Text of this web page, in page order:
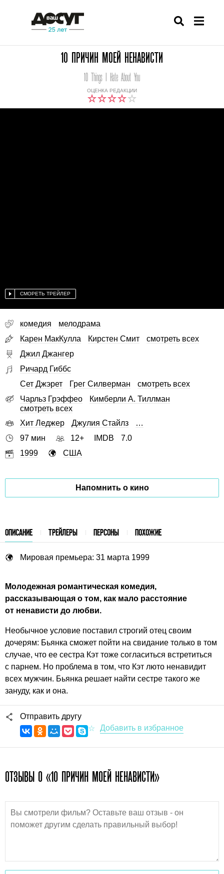
10 ПРИЧИН МОЕЙ НЕНАВИСТИ
ОЦЕНКА РЕДАКЦИИ
10 Things I Hate About You
СМОРЕТЬ ТРЕЙЛЕР
комедия
мелодрама
Карен МакКулла
Кирстен Смит
смотреть всех
Джил Джангер
Ричард Гиббс
Сет Джэрет
Грег Силверман
смотреть всех
Чарльз Грэффео
Кимберли А. Тиллман
смотреть всех
Хит Леджер
Джулия Стайлз
…
97 мин
12+ IMDB
7.0
1999
США
Напомнить о кино
ОПИСАНИЕ ТРЕЙЛЕРЫ ПЕРСОНЫ ПОХОЖИЕ
Мировая премьера: 31 марта 1999
Молодежная романтическая комедия,
рассказывающая о том, как мало расстояние
от ненависти до любви.
Необычное условие поставил строгий отец своим
дочерям: Бьянка сможет пойти на свидание только в том
случае, что ее сестра Кэт тоже согласиться встретиться
с парнем. Но проблема в том, что Кэт люто ненавидит
всех мужчин. Бьянка решает найти сестре такого же
зануду, как и она.
Отправить другу
ОТЗЫВЫ О «10 ПРИЧИН МОЕЙ НЕНАВИСТИ»